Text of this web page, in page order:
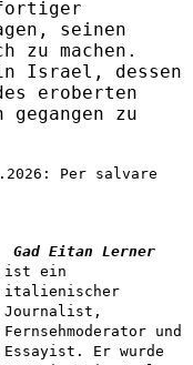
seinen
zu machen.
Israel, dessen
eroberten
zu
Per salvare
Gad Eitan Lerner
ist ein
italienischer
Journalist,
Fernsehmoderator und
Essayist. Er wurde